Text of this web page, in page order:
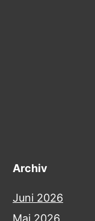
Archiv
Juni 2026
Mai 2026